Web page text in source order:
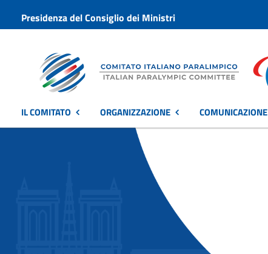
Presidenza del Consiglio dei Ministri
IL COMITATO ORGANIZZAZIONE COMUNICAZIONE